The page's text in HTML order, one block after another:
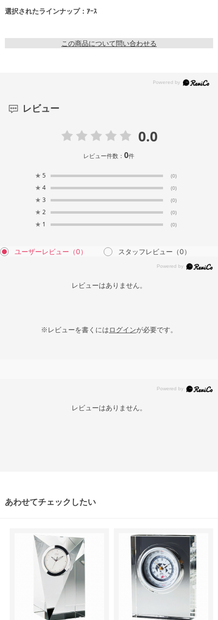
選択されたラインナップ：ｱｰｽ
この商品について問い合わせる
レビュー
0.0
レビュー件数：0件
★ 5 (0)
★ 4 (0)
★ 3 (0)
★ 2 (0)
★ 1 (0)
ユーザーレビュー （0） スタッフレビュー （0）
レビューはありません。
※レビューを書くにはログインが必要です。
レビューはありません。
あわせてチェックしたい